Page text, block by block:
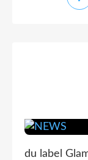
du label